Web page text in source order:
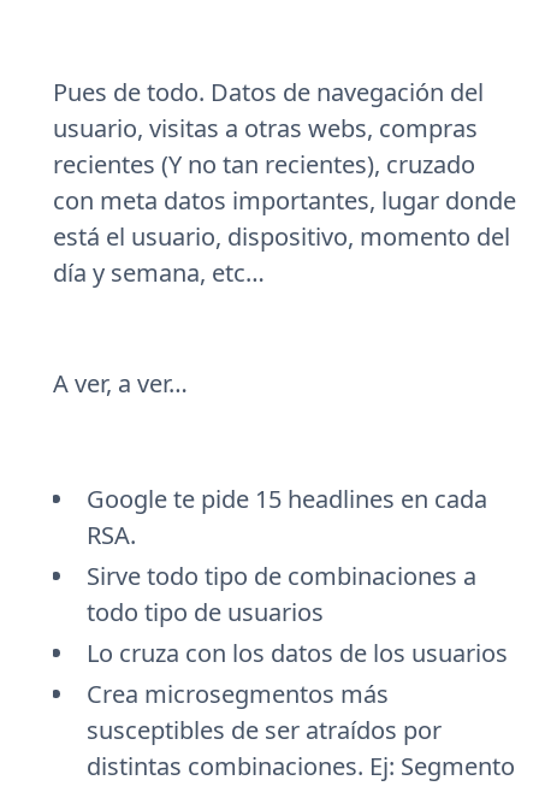
Pues de todo. Datos de navegación del
usuario, visitas a otras webs, compras
recientes (Y no tan recientes), cruzado
con meta datos importantes, lugar donde
está el usuario, dispositivo, momento del
día y semana, etc…
A ver, a ver…
Google te pide 15 headlines en cada
RSA.
Sirve todo tipo de combinaciones a
todo tipo de usuarios
Lo cruza con los datos de los usuarios
Crea microsegmentos más
susceptibles de ser atraídos por
distintas combinaciones. Ej: Segmento